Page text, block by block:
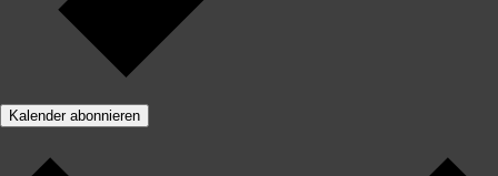
Kalender abonnieren